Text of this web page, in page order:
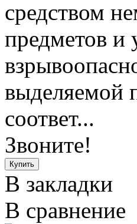
средством
предметов и
выделяемой
соответ...
Звоните!
В закладки
В сравнение